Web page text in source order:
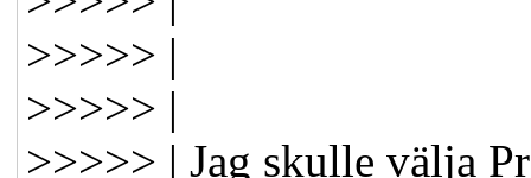
>>>>> |
>>>>> |
>>>>> | Jag skulle välja